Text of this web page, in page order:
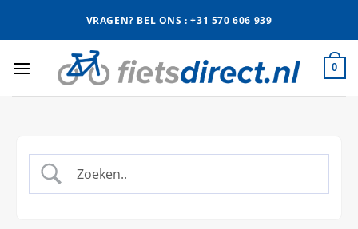
VRAGEN? BEL ONS : +31 570 606 939
0